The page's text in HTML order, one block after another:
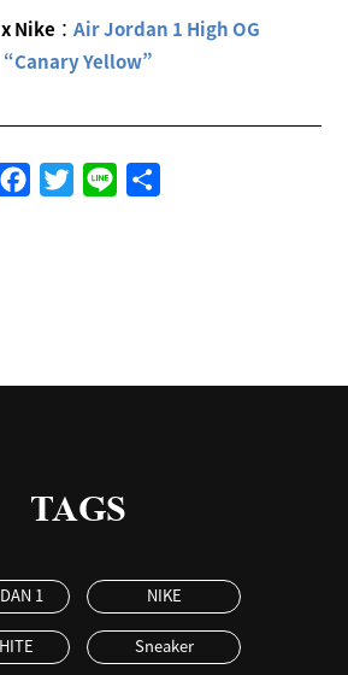
Nike ： Air Jordan 1 High OG
“Canary Yellow”
FacebookTwitterLine
TAGS
1 NIKE
Sneaker